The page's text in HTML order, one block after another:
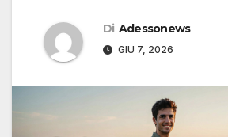
Di Adessonews
GIU 7, 2026